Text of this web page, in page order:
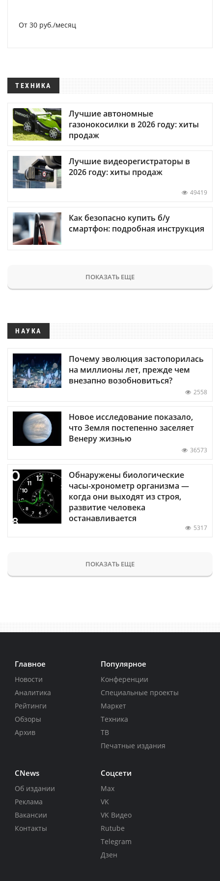
От 30 руб./месяц
ТЕХНИКА
Лучшие автономные
газонокосилки в 2026 году: хиты
продаж
Лучшие видеорегистраторы в
2026 году: хиты продаж
49419
Как безопасно купить б/у
смартфон: подробная инструкция
ПОКАЗАТЬ ЕЩЕ
НАУКА
Почему эволюция застопорилась
на миллионы лет, прежде чем
внезапно возобновиться?
2558
Новое исследование показало,
что Земля постепенно заселяет
Венеру жизнью
36573
Обнаружены биологические
часы-хронометр организма —
когда они выходят из строя,
развитие человека
останавливается
5317
ПОКАЗАТЬ ЕЩЕ
Главное
Новости
Аналитика
Рейтинги
Обзоры
Архив
Популярное
Конференции
Специальные проекты
Маркет
Техника
ТВ
Печатные издания
CNews
Об издании
Реклама
Вакансии
Контакты
Соцсети
Max
VK
VK Видео
Rutube
Telegram
Дзен